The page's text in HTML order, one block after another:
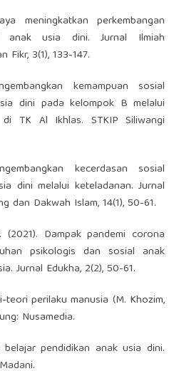
meningkatkan perkembangan
anak usia dini. Jurnal Ilmiah
Fikr, 3(1), 133-147.
kemampuan sosial
dini pada kelompok B melalui
TK Al Ikhlas. STKIP Siliwangi
kecerdasan sosial
dini melalui keteladanan. Jurnal
dan Dakwah Islam, 14(1), 50-61.
(2021). Dampak pandemi corona
psikologis dan sosial anak
Jurnal Edukha, 2(2), 50-61.
teori perilaku manusia (M. Khozim,
Nusamedia.
pendidikan anak usia dini.